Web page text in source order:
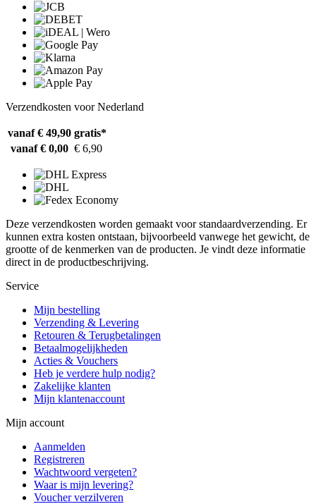
Verzendkosten voor Nederland
vanaf € 49,90 gratis*
vanaf € 0,00 € 6,90
Deze verzendkosten worden gemaakt voor standaardverzending. Er
kunnen extra kosten ontstaan, bijvoorbeeld vanwege het gewicht, de
grootte of de kenmerken van de producten. Je vindt deze informatie
direct in de productbeschrijving.
Service
Mijn bestelling
Verzending & Levering
Retouren & Terugbetalingen
Betaalmogelijkheden
Acties & Vouchers
Heb je verdere hulp nodig?
Zakelijke klanten
Mijn klantenaccount
Mijn account
Aanmelden
Registreren
Wachtwoord vergeten?
Waar is mijn levering?
Voucher verzilveren